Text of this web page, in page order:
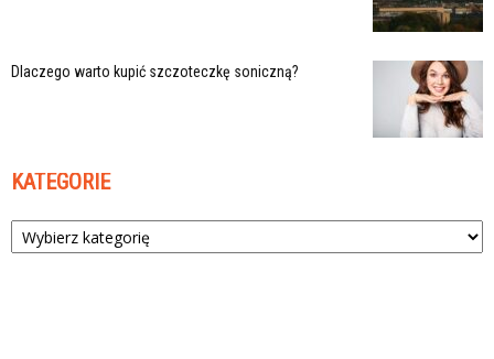
Dlaczego warto kupić szczoteczkę soniczną?
KATEGORIE
Kategorie